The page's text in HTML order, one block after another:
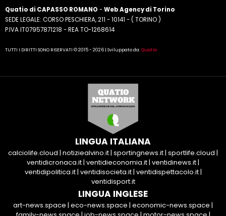
Quatio di CAPASSO ROMANO -Web Agency di Torino
SEDE LEGALE: CORSO PESCHIERA, 211 - 10141 - ( TORINO )
P.IVA IT07957871218 - REA TO-1268614
TUTTI I DIRITTI SONO RISERVATI © 2015 - 2026 | Sviluppato da:Quatio
LINGUA ITALIANA
calciolife.cloud | notiziealvino.it| sportingnews.it| sportlife.cloud |
ventidicronaca.it| ventidieconomia.it| ventidinews.it|
ventidipolitica.it| ventidisocieta.it| ventidispettacolo.it|
ventidisport.it
LINGUA INGLESE
art-news.space | eco-news.space | economic-news.space |